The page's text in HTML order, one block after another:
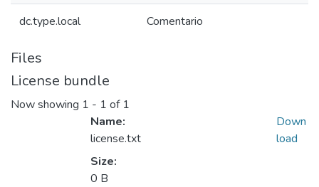
dc.type.local Comentario
Files
License bundle
Now showing 1 - 1 of 1
Name:
license.txt
Size:
0 B
Down
load